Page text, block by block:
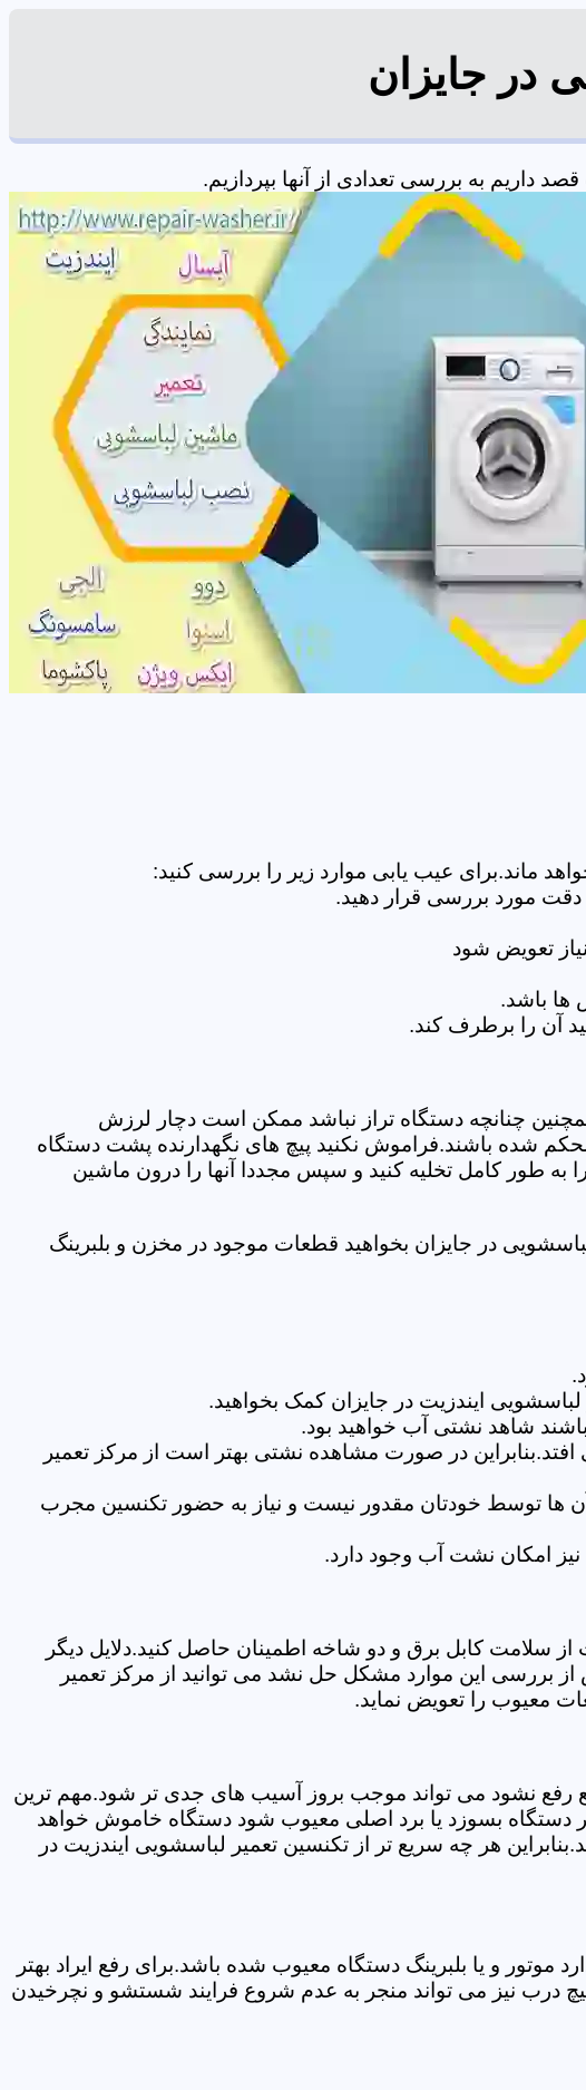
در جایزان
داریم به بررسی تعدادی از آنها بپردازیم.
ماند.برای عیب یابی موارد زیر را بررسی کنید:
دقت مورد بررسی قرار دهید.
تعویض شود
ها باشد.
آن را برطرف کند.
چنانچه دستگاه تراز نباشد ممکن است دچار لرزش
محکم شده باشند.فراموش نکنید پیچ های نگهدارنده پشت دستگاه
به طور کامل تخلیه کنید و سپس مجددا آنها را درون ماشین
در جایزان بخواهید قطعات موجود در مخزن و بلبرینگ
ایندزیت در جایزان کمک بخواهید.
شاهد نشتی آب خواهید بود.
در صورت مشاهده نشتی بهتر است از مرکز تعمیر
ها توسط خودتان مقدور نیست و نیاز به حضور تکنسین مجرب
امکان نشت آب وجود دارد.
سلامت کابل برق و دو شاخه اطمینان حاصل کنید.دلایل دیگر
بررسی این موارد مشکل حل نشد می توانید از مرکز تعمیر
معیوب را تعویض نماید.
رفع نشود می تواند موجب بروز آسیب های جدی تر شود.مهم ترین
دستگاه بسوزد یا برد اصلی معیوب شود دستگاه خاموش خواهد
هر چه سریع تر از تکنسین تعمیر لباسشویی ایندزیت در
و یا بلبرینگ دستگاه معیوب شده باشد.برای رفع ایراد بهتر
درب نیز می تواند منجر به عدم شروع فرایند شستشو و نچرخیدن